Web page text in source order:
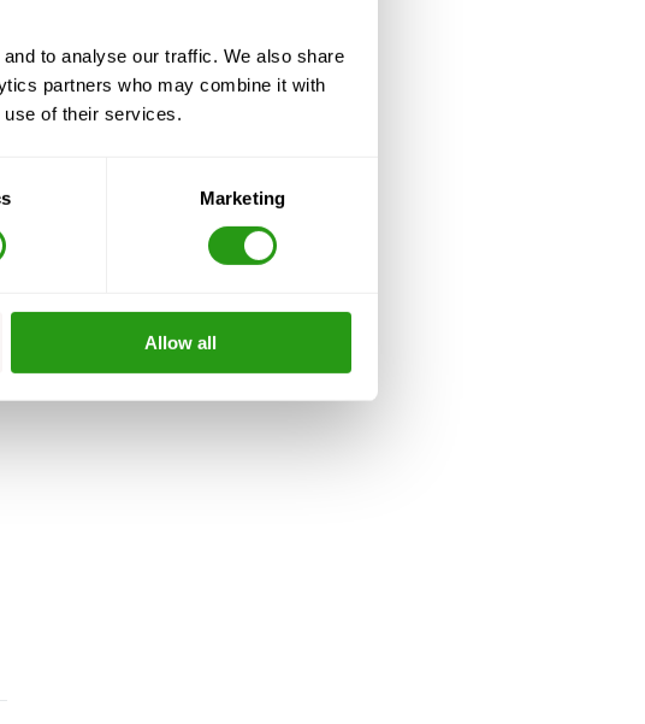
to analyse our traffic. We also share
partners who may combine it with
use of their services.
Marketing
Allow all